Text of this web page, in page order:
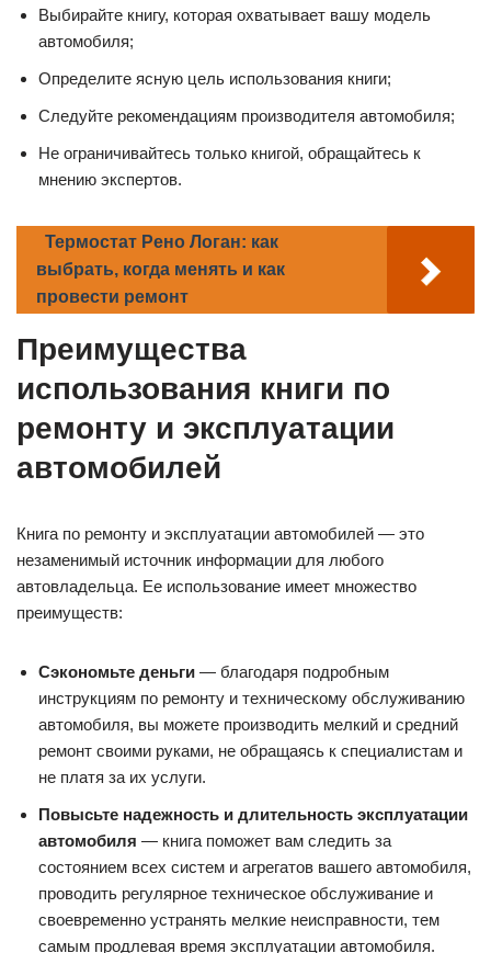
Выбирайте книгу, которая охватывает вашу модель
автомобиля;
Определите ясную цель использования книги;
Следуйте рекомендациям производителя автомобиля;
Не ограничивайтесь только книгой, обращайтесь к
мнению экспертов.
Термостат Рено Логан: как
выбрать, когда менять и как
провести ремонт
Преимущества
использования книги по
ремонту и эксплуатации
автомобилей
Книга по ремонту и эксплуатации автомобилей — это
незаменимый источник информации для любого
автовладельца. Ее использование имеет множество
преимуществ:
Сэкономьте деньги — благодаря подробным
инструкциям по ремонту и техническому обслуживанию
автомобиля, вы можете производить мелкий и средний
ремонт своими руками, не обращаясь к специалистам и
не платя за их услуги.
Повысьте надежность и длительность эксплуатации
автомобиля — книга поможет вам следить за
состоянием всех систем и агрегатов вашего автомобиля,
проводить регулярное техническое обслуживание и
своевременно устранять мелкие неисправности, тем
самым продлевая время эксплуатации автомобиля.